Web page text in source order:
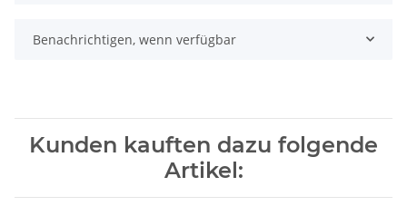
Benachrichtigen, wenn verfügbar
Kunden kauften dazu folgende
Artikel: